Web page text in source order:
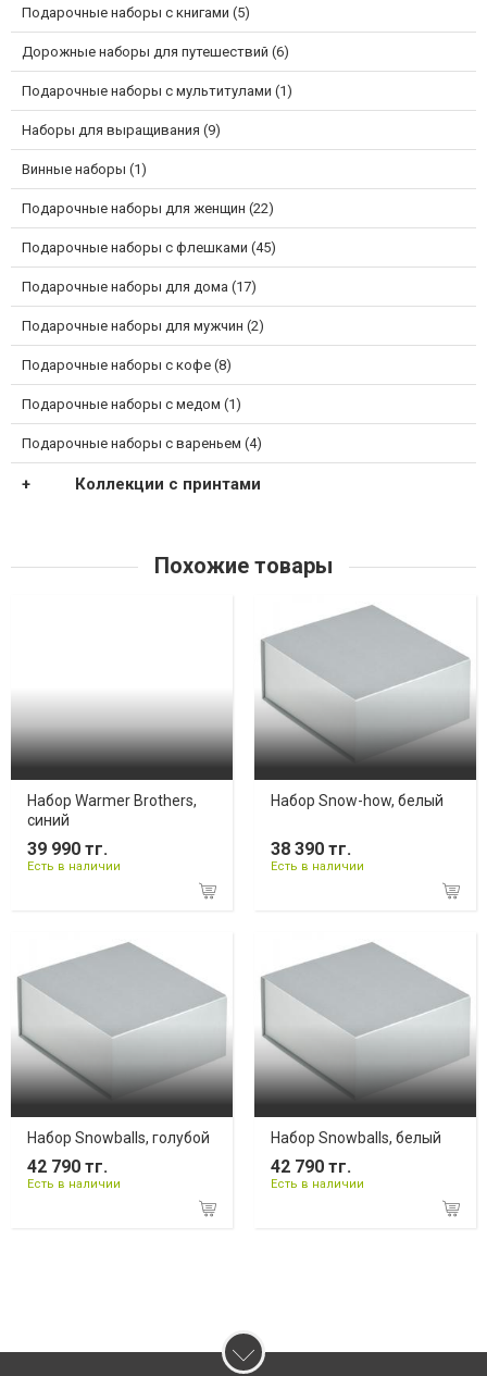
Подарочные наборы с книгами (5)
Дорожные наборы для путешествий (6)
Подарочные наборы с мультитулами (1)
Наборы для выращивания (9)
Винные наборы (1)
Подарочные наборы для женщин (22)
Подарочные наборы с флешками (45)
Подарочные наборы для дома (17)
Подарочные наборы для мужчин (2)
Подарочные наборы с кофе (8)
Подарочные наборы с медом (1)
Подарочные наборы с вареньем (4)
Коллекции с принтами
Похожие товары
Набор Warmer Brothers,
синий
39 990 тг.
Есть в наличии
Набор Snow-how, белый
38 390 тг.
Есть в наличии
Набор Snowballs, голубой
42 790 тг.
Есть в наличии
Набор Snowballs, белый
42 790 тг.
Есть в наличии